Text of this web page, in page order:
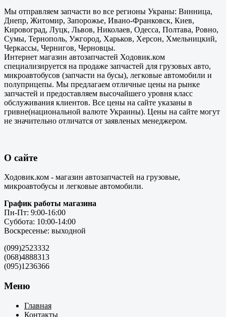
Мы отправляем запчасти во все регионы Украны: Винница,
Днепр, Житомир, Запорожье, Ивано-Франковск, Киев,
Кировоград, Луцк, Львов, Николаев, Одесса, Полтава, Ровно,
Сумы, Тернополь, Ужгород, Харьков, Херсон, Хмельницкий,
Черкассы, Чернигов, Черновцы.
Интернет магазин автозапчастей Ходовик.ком
специализируется на продаже запчастей для грузовых авто,
микроавтобусов (запчасти на бусы), легковые автомобили и
полуприцепы. Мы предлагаем отличные цены на рынке
запчастей и предоставляем высочайшего уровня класс
обслуживания клиентов. Все цены на сайте указаны в
гривне(национальной валюте Украины). Цены на сайте могут
не значительно отличатся от заявленых менеджером.
О сайте
Ходовик.ком - магазин автозапчастей на грузовые,
микроавтобусы и легковые автомобили.
График работы магазина
Пн-Пт: 9:00-16:00
Суббота: 10:00-14:00
Воскресенье: выходной
(099)2523332
(068)4888313
(095)1236366
Меню
Главная
Контакты